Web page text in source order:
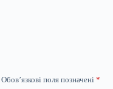
Обов’язкові поля позначені *